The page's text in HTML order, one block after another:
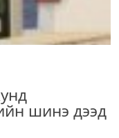
шинэ дээд